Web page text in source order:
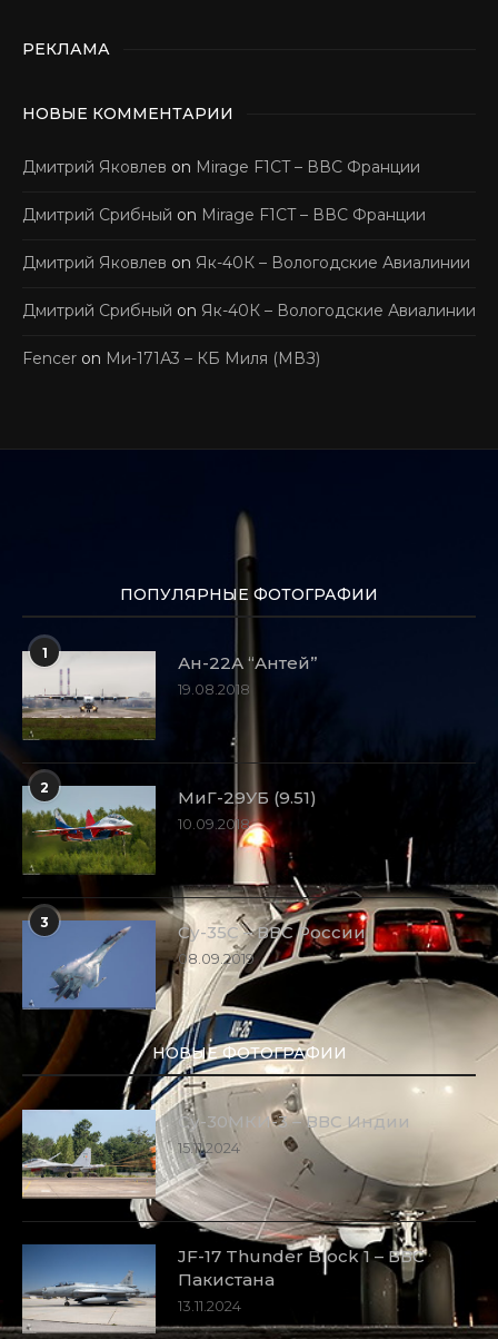
РЕКЛАМА
НОВЫЕ КОММЕНТАРИИ
Дмитрий Яковлев on Mirage F1CT – ВВС Франции
Дмитрий Срибный on Mirage F1CT – ВВС Франции
Дмитрий Яковлев on Як-40К – Вологодские Авиалинии
Дмитрий Срибный on Як-40К – Вологодские Авиалинии
Fencer on Ми-171А3 – КБ Миля (МВЗ)
ПОПУЛЯРНЫЕ ФОТОГРАФИИ
1
Ан-22А “Антей”
19.08.2018
2
МиГ-29УБ (9.51)
10.09.2018
3
Су-35С – ВВС России
08.09.2019
НОВЫЕ ФОТОГРАФИИ
Су-30МКИ-3 – ВВС Индии
15.11.2024
JF-17 Thunder Block 1 – ВВС
Пакистана
13.11.2024